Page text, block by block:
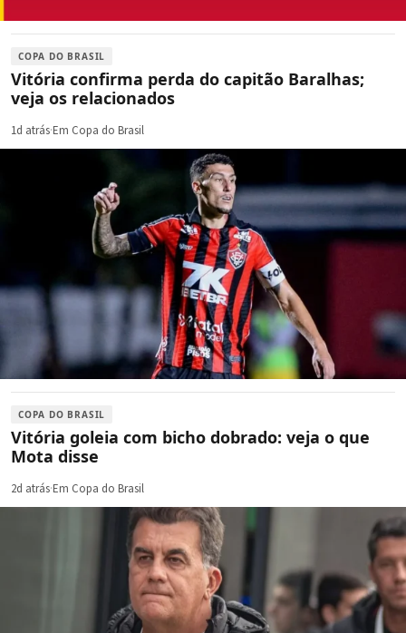
COPA DO BRASIL
Vitória confirma perda do capitão Baralhas;
veja os relacionados
1d atrás·Em Copa do Brasil
COPA DO BRASIL
Vitória goleia com bicho dobrado: veja o que
Mota disse
2d atrás·Em Copa do Brasil